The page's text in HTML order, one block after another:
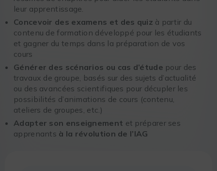
leur apprentissage.
Concevoir des examens et des quiz à partir du
contenu de formation développé pour les étudiants
et gagner du temps dans la préparation de vos
cours
Générer des scénarios ou cas d’étude pour des
travaux de groupe, basés sur des sujets d’actualité
ou des avancées scientifiques pour décupler les
possibilités d’animations de cours (contenu,
ateliers de groupes, etc.)
Adapter son enseignement et préparer ses
apprenants à la révolution de l’IAG